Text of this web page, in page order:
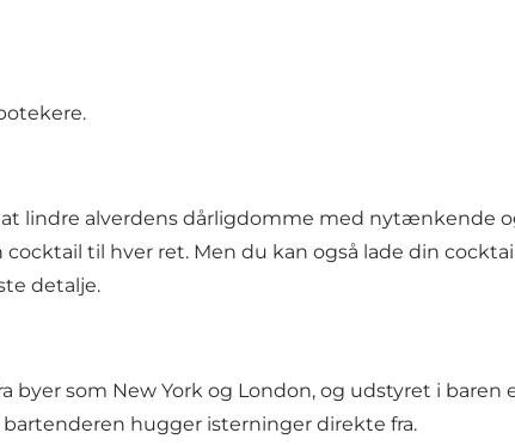
lindre alverdens dårligdomme med nytænkende
til hver ret. Men du kan også lade din
detalje.
som New York og London, og udstyret i baren
hugger isterninger direkte fra.